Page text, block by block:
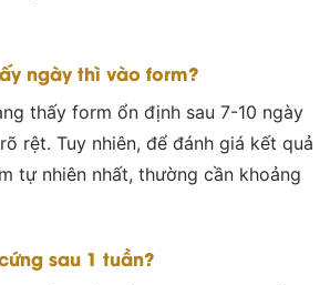
ngày thì vào form?
thấy form ổn định sau 7-10 ngày
rệt. Tuy nhiên, để đánh giá kết quả
tự nhiên nhất, thường cần khoảng
sau 1 tuần?